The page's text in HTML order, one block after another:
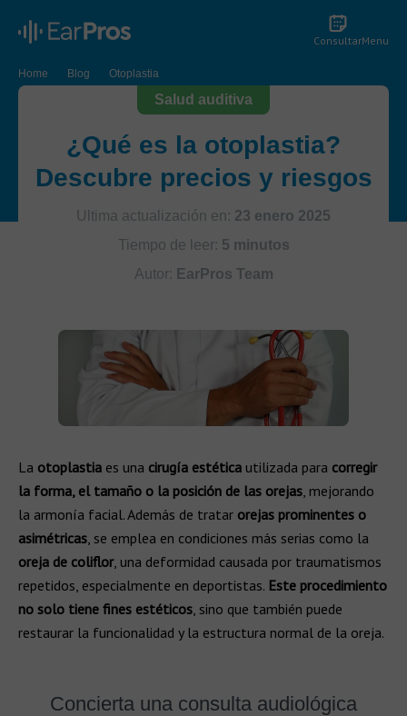
ConsultarMenu
Home Blog Otoplastia
Salud auditiva
¿Qué es la otoplastia?
Descubre precios y riesgos
Ultima actualización en: 23 enero 2025
Tiempo de leer: 5 minutos
Autor: EarPros Team
La otoplastia es una cirugía estética utilizada para corregir
la forma, el tamaño o la posición de las orejas, mejorando
la armonía facial. Además de tratar orejas prominentes o
asimétricas, se emplea en condiciones más serias como la
oreja de coliflor, una deformidad causada por traumatismos
repetidos, especialmente en deportistas. Este procedimiento
no solo tiene fines estéticos, sino que también puede
restaurar la funcionalidad y la estructura normal de la oreja.
Concierta una consulta audiológica